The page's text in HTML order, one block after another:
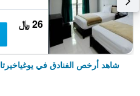
26 ﷼
شاهد أرخص الفنادق في يوغياخيرتا